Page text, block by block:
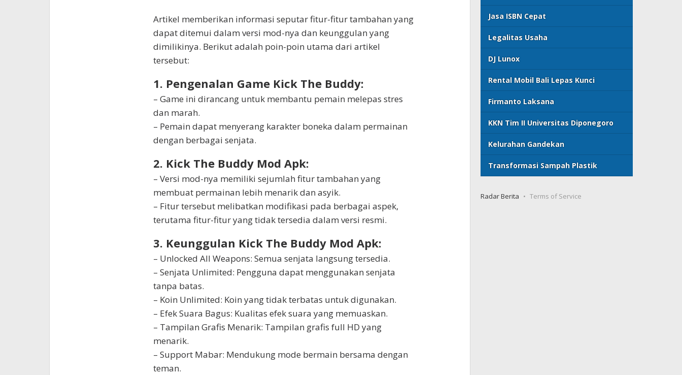
Artikel memberikan informasi seputar fitur-fitur tambahan yang
dapat ditemui dalam versi mod-nya dan keunggulan yang
dimilikinya. Berikut adalah poin-poin utama dari artikel
tersebut:
1. Pengenalan Game Kick The Buddy:
– Game ini dirancang untuk membantu pemain melepas stres
dan marah.
– Pemain dapat menyerang karakter boneka dalam permainan
dengan berbagai senjata.
2. Kick The Buddy Mod Apk:
– Versi mod-nya memiliki sejumlah fitur tambahan yang
membuat permainan lebih menarik dan asyik.
– Fitur tersebut melibatkan modifikasi pada berbagai aspek,
terutama fitur-fitur yang tidak tersedia dalam versi resmi.
3. Keunggulan Kick The Buddy Mod Apk:
– Unlocked All Weapons: Semua senjata langsung tersedia.
– Senjata Unlimited: Pengguna dapat menggunakan senjata
tanpa batas.
– Koin Unlimited: Koin yang tidak terbatas untuk digunakan.
– Efek Suara Bagus: Kualitas efek suara yang memuaskan.
– Tampilan Grafis Menarik: Tampilan grafis full HD yang
menarik.
– Support Mabar: Mendukung mode bermain bersama dengan
teman.
Jasa ISBN Cepat
Legalitas Usaha
DJ Lunox
Rental Mobil Bali Lepas Kunci
Firmanto Laksana
KKN Tim II Universitas Diponegoro
Kelurahan Gandekan
Transformasi Sampah Plastik
Radar Berita Terms of Service